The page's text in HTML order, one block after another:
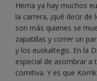
Herria ya hay muchos
la carrera, ¡qué decir
son más quienes se
zapatillas y correr un
y los euskaltegis. En la
especial de asombrar a
comitiva. Y es que